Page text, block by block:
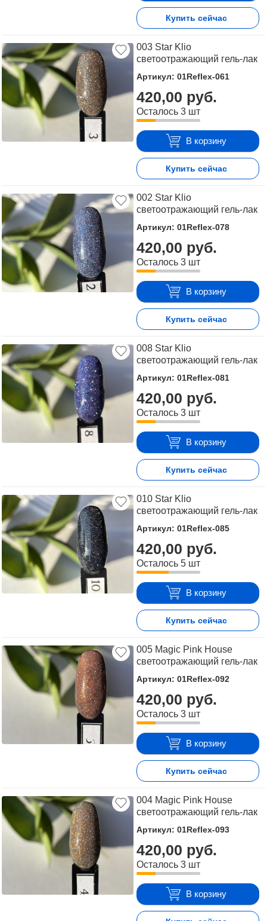
Купить сейчас
003 Star Klio
светоотражающий гель-лак
Артикул: 01Reflex-061
420,00 руб.
Осталось 3 шт
В корзину
Купить сейчас
002 Star Klio
светоотражающий гель-лак
Артикул: 01Reflex-078
420,00 руб.
Осталось 3 шт
В корзину
Купить сейчас
008 Star Klio
светоотражающий гель-лак
Артикул: 01Reflex-081
420,00 руб.
Осталось 3 шт
В корзину
Купить сейчас
010 Star Klio
светоотражающий гель-лак
Артикул: 01Reflex-085
420,00 руб.
Осталось 5 шт
В корзину
Купить сейчас
005 Magic Pink House
светоотражающий гель-лак
Артикул: 01Reflex-092
420,00 руб.
Осталось 3 шт
В корзину
Купить сейчас
004 Magic Pink House
светоотражающий гель-лак
Артикул: 01Reflex-093
420,00 руб.
Осталось 3 шт
В корзину